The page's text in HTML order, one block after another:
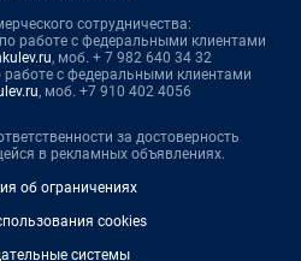
сотрудничества:
работе с федеральными клиентами
, моб. + 7 982 640 34 32
с федеральными клиентами
, моб. +7 910 402 4056
за достоверность
в рекламных объявлениях.
об ограничениях
cookies
системы